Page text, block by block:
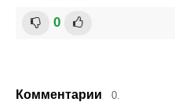
0
Комментарии 0.